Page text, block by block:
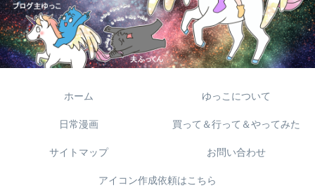
ホーム ゆっこについて
日常漫画 買って＆行って＆やってみた
サイトマップ お問い合わせ
アイコン作成依頼はこちら